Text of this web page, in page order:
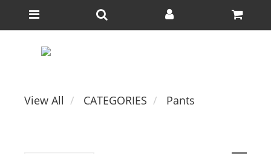
View All CATEGORIES Pants